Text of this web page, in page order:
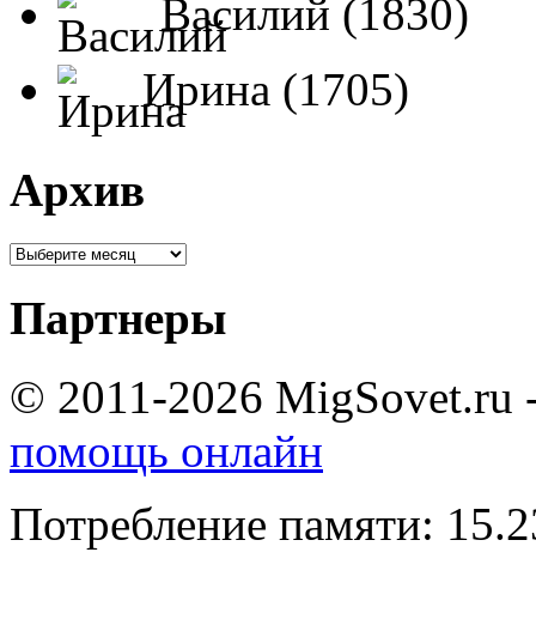
Василий (1830)
Ирина (1705)
Архив
Партнеры
© 2011-2026 MigSovet.ru
помощь онлайн
Потребление памяти: